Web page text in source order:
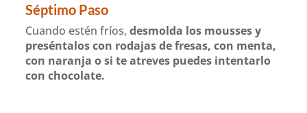
Séptimo Paso
Cuando estén fríos,desmolda los mousses y
preséntalos con rodajas de fresas, con menta,
con naranja o si te atreves puedes intentarlo
con chocolate.